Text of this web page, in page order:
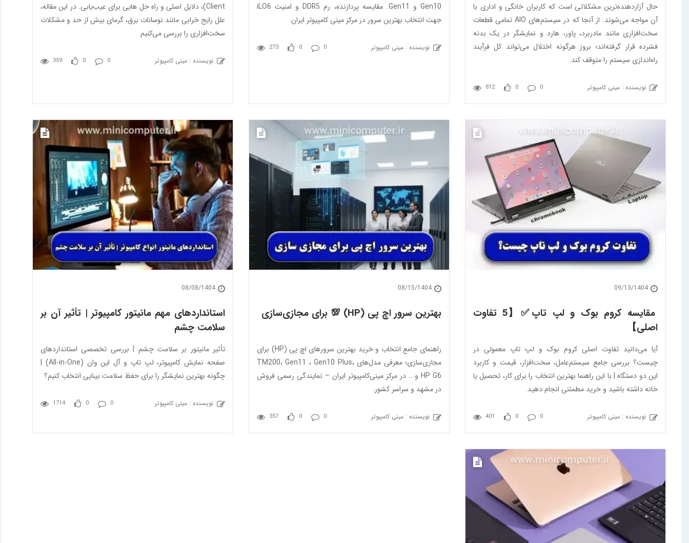
حال آزاردهنده‌ترین مشکلاتی است که کاربران خانگی و اداری با
آن مواجه می‌شوند. از آنجا که در سیستم‌های AIO تمامی قطعات
سخت‌افزاری مانند مادربرد، پاور، هارد و نمایشگر در یک بدنه
فشرده قرار گرفته‌اند؛‌ بروز هرگونه اختلال می‌تواند کل فرآیند
راه‌اندازی سیستم را متوقف کند.
نویسنده : مینی کامپیوتر 812 0 0
Gen10 و Gen11. مقایسه پردازنده، رم DDR5 و امنیت iLO6
جهت انتخاب بهترین سرور در مرکز مینی کامپیوتر ایران.
نویسنده : مینی کامپیوتر 273 0 0
Client)، دلایل اصلی و راه حل هایی برای عیب‌یابی. در این مقاله،
علل رایج خرابی مانند نوسانات برق، گرمای بیش از حد و مشکلات
سخت‌افزاری را بررسی می‌کنیم
نویسنده : مینی کامپیوتر 359 0 0
09/13/1404
مقایسه کروم بوک و لپ تاپ✅【5 تفاوت
اصلی】
آیا می‌دانید تفاوت اصلی کروم بوک و لپ تاپ معمولی در
چیست؟ بررسی جامع سیستم‌عامل، سخت‌افزار، قیمت و کاربرد
این دو دستگاه | با این راهنما بهترین انتخاب را برای کار، تحصیل یا
خانه داشته باشید و خرید مطمئنی انجام دهید.
نویسنده : مینی کامپیوتر 401 0 0
08/15/1404
بهترین سرور اچ پی (HP) 💯 برای مجازی‌سازی
راهنمای جامع انتخاب و خرید بهترین سرورهای اچ پی (HP) برای
مجازی‌سازی؛ معرفی مدل‌های TM200، Gen11 ، Gen10 Plus،
HP G6 و... در مرکز مینی‌کامپیوتر ایران – نمایندگی رسمی فروش
در مشهد و سراسر کشور.
نویسنده : مینی کامپیوتر 357 0 0
08/08/1404
استانداردهای مهم مانیتور کامپیوتر | تأثیر آن بر
سلامت چشم
تأثیر مانیتور بر سلامت چشم | بررسی تخصصی استانداردهای
صفحه نمایش کامپیوتر، لپ تاپ و آل این وان (All-in-One) |
چگونه بهترین نمایشگر را برای حفظ سلامت بینایی انتخاب کنیم؟
نویسنده : مینی کامپیوتر 1714 0 0